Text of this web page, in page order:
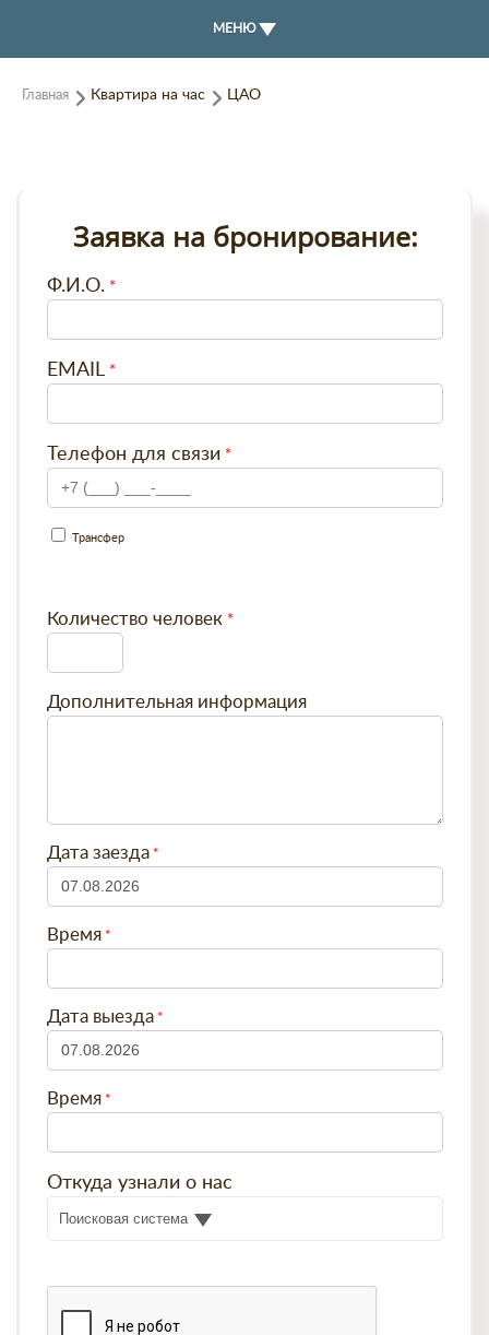
МЕНЮ
Главная Квартира на час ЦАО
Заявка на бронирование:
Ф.И.О.
EMAIL
Телефон для связи
Трансфер
Количество человек
Дополнительная информация
Дата заезда
Время
Дата выезда
Время
Откуда узнали о нас
Поисковая система